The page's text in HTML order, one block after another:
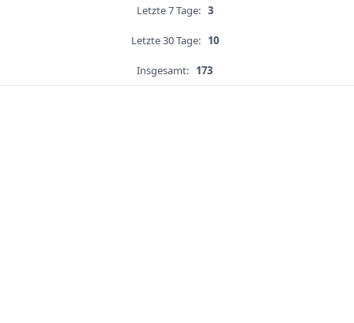
Letzte 7 Tage: 3
Letzte 30 Tage: 10
Insgesamt: 173